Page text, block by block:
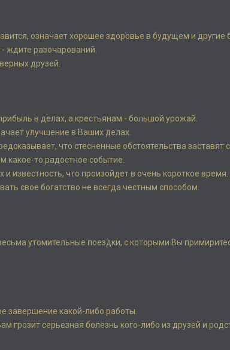
означает хорошее здоровье в будущем и другие
ждите разочарований.
друзей.
в делах, а крестьянам - большой урожай.
улучшение в Ваших делах.
что стесненные обстоятельства заставят
какое-то радостное событие.
известность, что произойдет в очень короткое
свое богатство не всегда честным способом.
утомительные поездки, с которыми Вы
завершение какой-либо работы.
грозит серьезная болезнь кого-либо из друзей и